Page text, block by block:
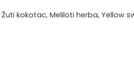
kokotac, Meliloti herba, Yellow